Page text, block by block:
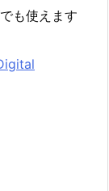
も使えます